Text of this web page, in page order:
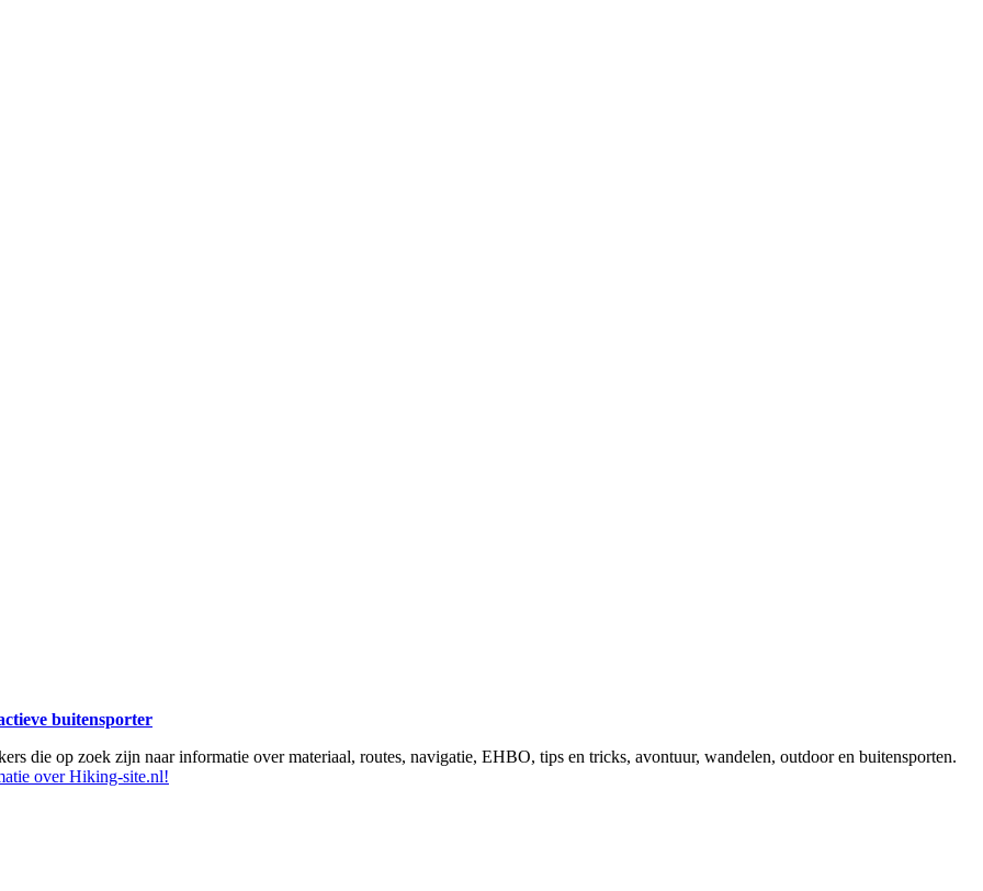
buitensporter
die op zoek zijn naar informatie over materiaal, routes, navigatie, EHBO, tips en tricks, avontuur, wandelen, outdoor en buitensporten.
over Hiking-site.nl!